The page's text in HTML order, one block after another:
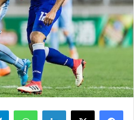
فيسبوك ‫X لينكدإن